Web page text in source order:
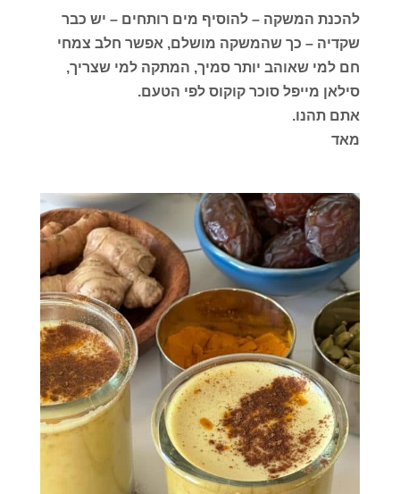
להכנת המשקה – להוסיף מים רותחים – יש כבר
שקדיה – כך שהמשקה מושלם, אפשר חלב צמחי
חם למי שאוהב יותר סמיך, המתקה למי שצריך,
סילאן מייפל סוכר קוקוס לפי הטעם.
אתם תהנו.
מאד